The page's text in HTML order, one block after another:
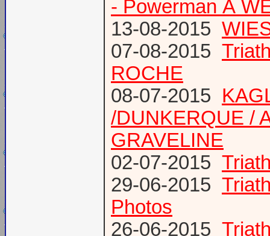
- Powerman Ã
13-08-2015
07-08-2015
ROCHE
08-07-2015
/DUNKERQUE /
GRAVELINE
02-07-2015
29-06-2015
Photos
26-06-2015